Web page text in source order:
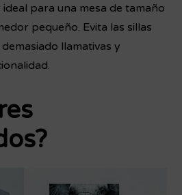
para una mesa de tamaño
pequeño. Evita las sillas
llamativas y